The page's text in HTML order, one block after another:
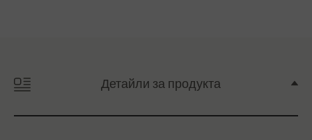
Детайли за продукта